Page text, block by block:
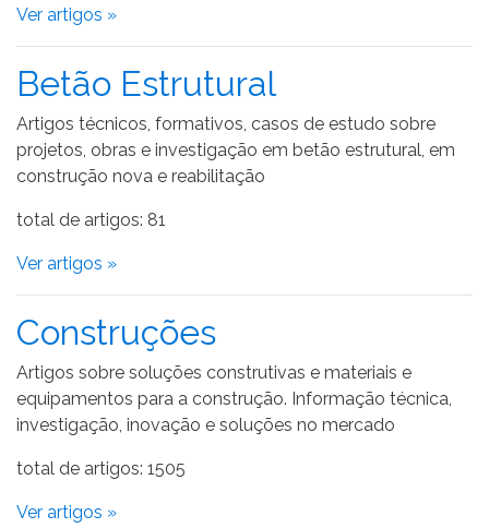
Ver artigos »
Betão Estrutural
Artigos técnicos, formativos, casos de estudo sobre
projetos, obras e investigação em betão estrutural, em
construção nova e reabilitação
total de artigos: 81
Ver artigos »
Construções
Artigos sobre soluções construtivas e materiais e
equipamentos para a construção. Informação técnica,
investigação, inovação e soluções no mercado
total de artigos: 1505
Ver artigos »